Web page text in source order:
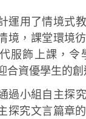
運用了情境式
境，課堂環境
服飾上課，
合資優學生的創
過小組自主探
探究文言篇章